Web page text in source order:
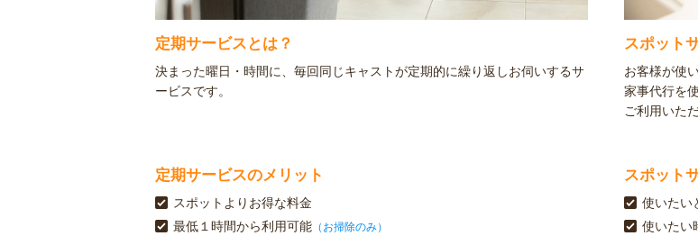
定期サービスとは？
決まった曜日・時間に、毎回同じキャストが定期的に繰り返しお伺いするサ
ービスです。
定期サービスのメリット
スポットよりお得な料金
最低１時間から利用可能（お掃除のみ）
スポット
お客様が使
家事代行を
ご利用いた
スポット
使いたい
使いたい